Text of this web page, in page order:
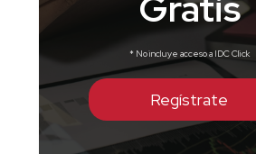
* No incluye acceso a IDC Click
Regístrate